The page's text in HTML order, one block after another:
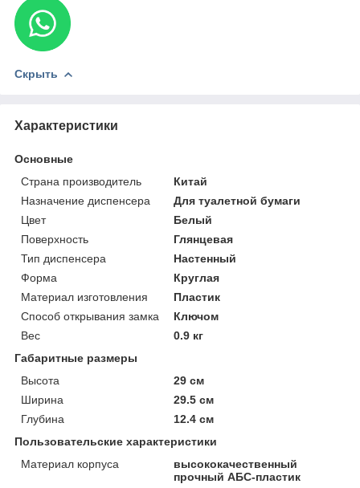
Скрыть
Характеристики
Основные
Страна производитель
Китай
Назначение диспенсера
Для туалетной бумаги
Цвет
Белый
Поверхность
Глянцевая
Тип диспенсера
Настенный
Форма
Круглая
Материал изготовления
Пластик
Способ открывания замка
Ключом
Вес
0.9 кг
Габаритные размеры
Высота
29 см
Ширина
29.5 см
Глубина
12.4 см
Пользовательские характеристики
Материал корпуса
высококачественный
прочный АБС-пластик